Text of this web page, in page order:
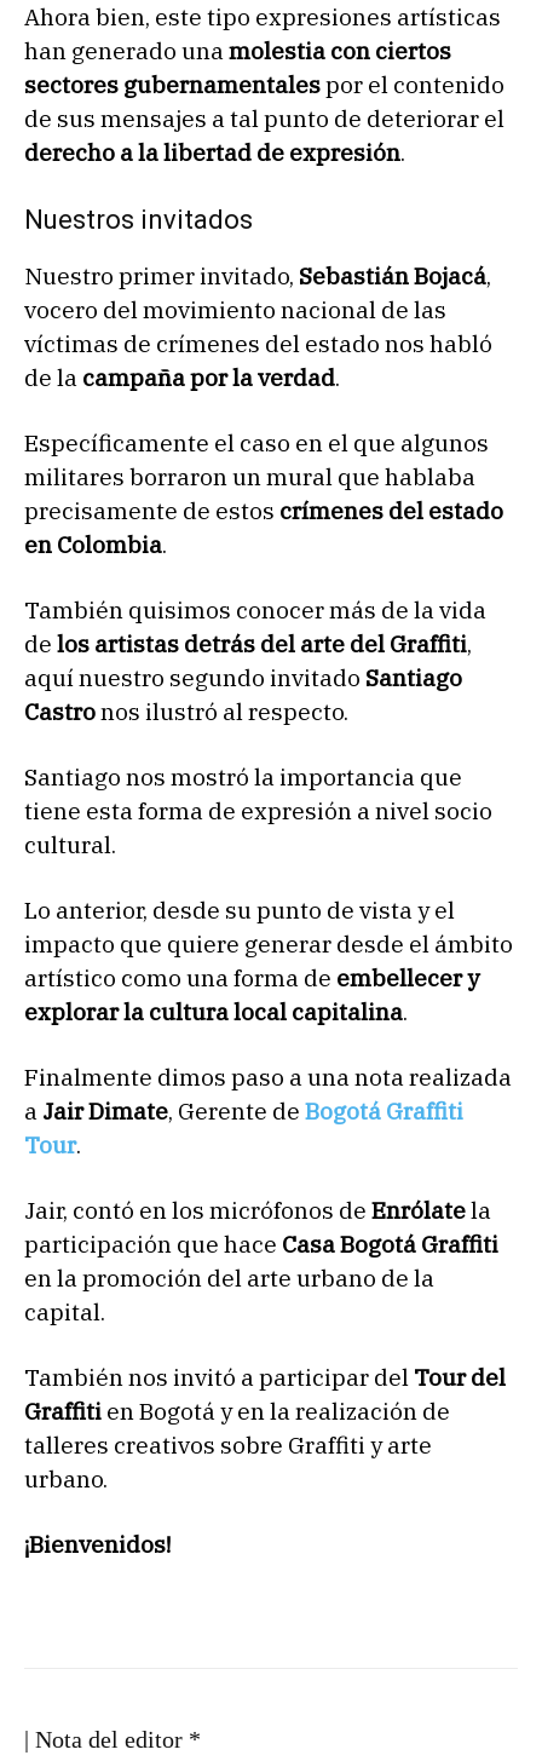
Ahora bien, este tipo expresiones artísticas
han generado una molestia con ciertos
sectores gubernamentalespor el contenido
de sus mensajes a tal punto de deteriorar el
derecho a la libertad de expresión.
Nuestros invitados
Nuestro primer invitado, Sebastián Bojacá,
vocero del movimiento nacional de las
víctimas de crímenes del estado nos habló
de la campaña por la verdad.
Específicamente el caso en el que algunos
militares borraron un mural que hablaba
precisamente de estos crímenes del estado
en Colombia.
También quisimos conocer más de la vida
de los artistas detrás del arte del Graffiti,
aquí nuestro segundo invitado Santiago
Castronos ilustró al respecto.
Santiago nos mostró la importancia que
tiene esta forma de expresión a nivel socio
cultural.
Lo anterior, desde su punto de vista y el
impacto que quiere generar desde el ámbito
artístico como una forma de embellecer y
explorar la cultura local capitalina.
Finalmente dimos paso a una nota realizada
a Jair Dimate, Gerente de Bogotá Graffiti
Tour.
Jair, contó en los micrófonos de Enrólatela
participación que hace Casa Bogotá Graffiti
en la promoción del arte urbano de la
capital.
También nos invitó a participar del Tour del
Graffiti en Bogotá y en la realización de
talleres creativos sobre Graffiti y arte
urbano.
¡Bienvenidos!
| Nota del editor *